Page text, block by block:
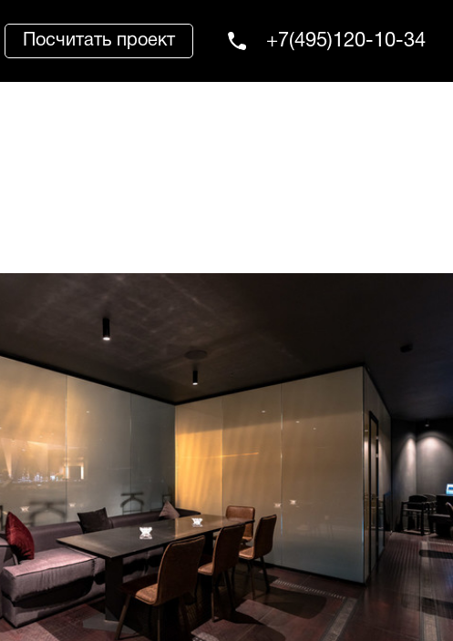
Посчитать проект +7(495)120-10-34